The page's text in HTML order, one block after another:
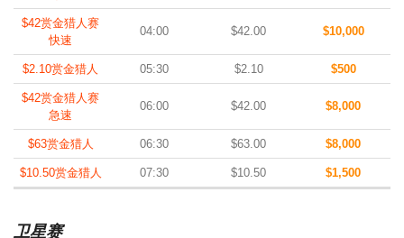
$42赏金猎人赛
快速
04:00 $42.00 $10,000
$2.10赏金猎人 05:30 $2.10 $500
$42赏金猎人赛
急速
06:00 $42.00 $8,000
$63赏金猎人 06:30 $63.00 $8,000
$10.50赏金猎人 07:30 $10.50 $1,500
卫星赛